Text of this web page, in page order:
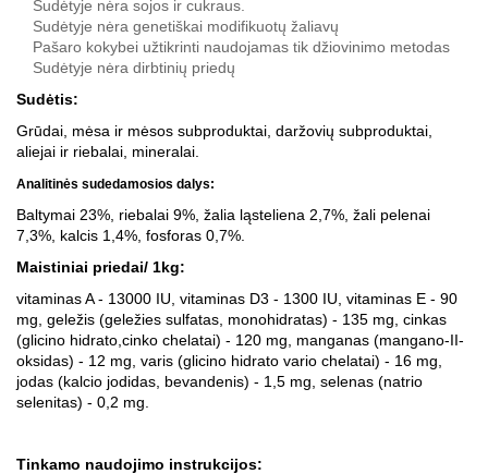
Sudėtyje nėra sojos ir cukraus.
Sudėtyje nėra genetiškai modifikuotų žaliavų
Pašaro kokybei užtikrinti naudojamas tik džiovinimo metodas
Sudėtyje nėra dirbtinių priedų
Sudėtis:
Grūdai, mėsa ir mėsos subproduktai, daržovių subproduktai,
aliejai ir riebalai, mineralai.
Analitinės sudedamosios dalys:
Baltymai 23%, riebalai 9%, žalia ląsteliena 2,7%, žali pelenai
7,3%, kalcis 1,4%, fosforas 0,7%.
Maistiniai priedai/ 1kg:
vitaminas A - 13000 IU, vitaminas D3 - 1300 IU, vitaminas E - 90
mg, geležis (geležies sulfatas, monohidratas) - 135 mg, cinkas
(glicino hidrato,cinko chelatai) - 120 mg, manganas (mangano-II-
oksidas) - 12 mg, varis (glicino hidrato vario chelatai) - 16 mg,
jodas (kalcio jodidas, bevandenis) - 1,5 mg, selenas (natrio
selenitas) - 0,2 mg.
Tinkamo naudojimo instrukcijos: